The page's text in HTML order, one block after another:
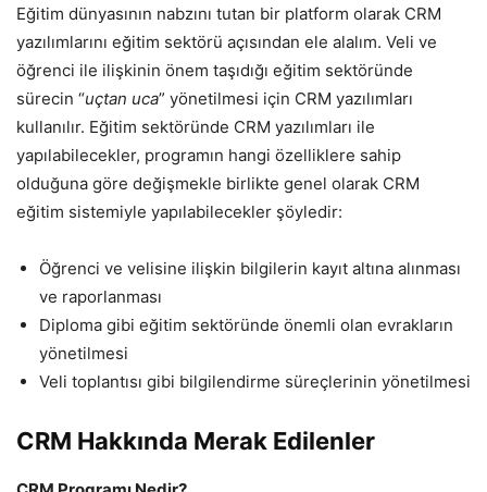
Eğitim dünyasının nabzını tutan bir platform olarak CRM
yazılımlarını eğitim sektörü açısından ele alalım. Veli ve
öğrenci ile ilişkinin önem taşıdığı eğitim sektöründe
sürecin “uçtan uca” yönetilmesi için CRM yazılımları
kullanılır. Eğitim sektöründe CRM yazılımları ile
yapılabilecekler, programın hangi özelliklere sahip
olduğuna göre değişmekle birlikte genel olarak CRM
eğitim sistemiyle yapılabilecekler şöyledir:
Öğrenci ve velisine ilişkin bilgilerin kayıt altına alınması
ve raporlanması
Diploma gibi eğitim sektöründe önemli olan evrakların
yönetilmesi
Veli toplantısı gibi bilgilendirme süreçlerinin yönetilmesi
CRM Hakkında Merak Edilenler